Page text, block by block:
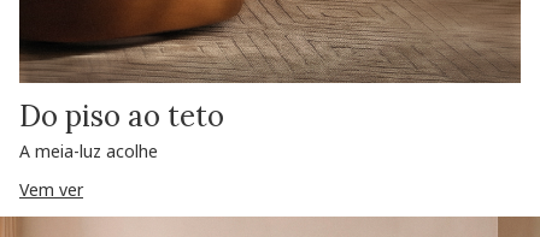
Do piso ao teto
A meia-luz acolhe
Vem ver